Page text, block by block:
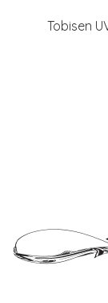
Tobisen